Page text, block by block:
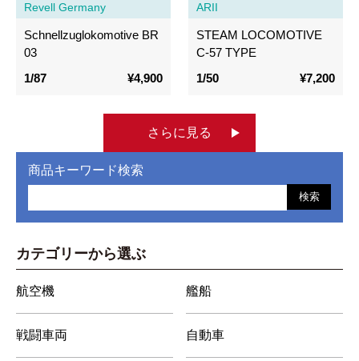
Revell Germany
Schnellzuglokomotive BR
03
1/87
¥4,900
ARII
STEAM LOCOMOTIVE
C-57 TYPE
1/50
¥7,200
さらに見る
商品キーワード検索
検索
カテゴリーから選ぶ
航空機 艦船
戦闘車両 自動車